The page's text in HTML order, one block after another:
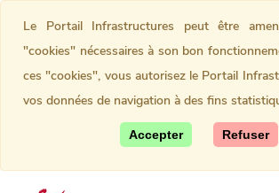
Le Portail Infrastructures peut être
"cookies" nécessaires à son bon
ces "cookies", vous autorisez le Portail
vos données de navigation à des fins
Accepter Refuser